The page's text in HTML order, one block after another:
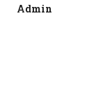
Admin